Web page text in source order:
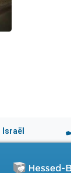
Israël